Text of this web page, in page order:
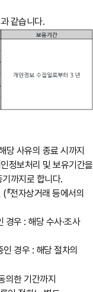
같습니다.
당 사유의 종료 시까지
정보처리 및 보유기간을
까지로 합니다.
전자상거래 등에서의
경우 : 해당 수사·조사
경우 : 해당 절차의
의한 기간까지